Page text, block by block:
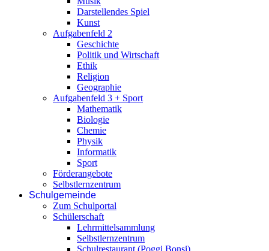
Darstellendes Spiel
Kunst
Aufgabenfeld 2
Geschichte
Politik und Wirtschaft
Ethik
Religion
Geographie
Aufgabenfeld 3 + Sport
Mathematik
Biologie
Chemie
Physik
Informatik
Sport
Förderangebote
Selbstlernzentrum
Schulgemeinde
Zum Schulportal
Schülerschaft
Lehrmittelsammlung
Selbstlernzentrum
Schulrestaurant (Poggi Bonsi)